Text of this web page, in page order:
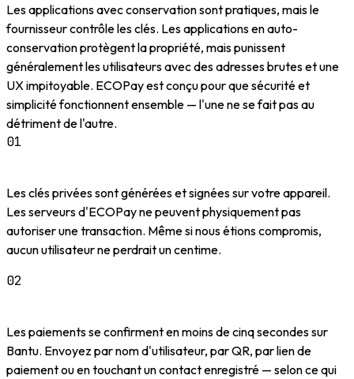
Les applications avec conservation sont pratiques, mais le
fournisseur contrôle les clés. Les applications en auto-
conservation protègent la propriété, mais punissent
généralement les utilisateurs avec des adresses brutes et une
UX impitoyable. ECOPay est conçu pour que sécurité et
simplicité fonctionnent ensemble — l'une ne se fait pas au
détriment de l'autre.
01
Les clés privées sont générées et signées sur votre appareil.
Les serveurs d'ECOPay ne peuvent physiquement pas
autoriser une transaction. Même si nous étions compromis,
aucun utilisateur ne perdrait un centime.
02
Les paiements se confirment en moins de cinq secondes sur
Bantu. Envoyez par nom d'utilisateur, par QR, par lien de
paiement ou en touchant un contact enregistré — selon ce qui